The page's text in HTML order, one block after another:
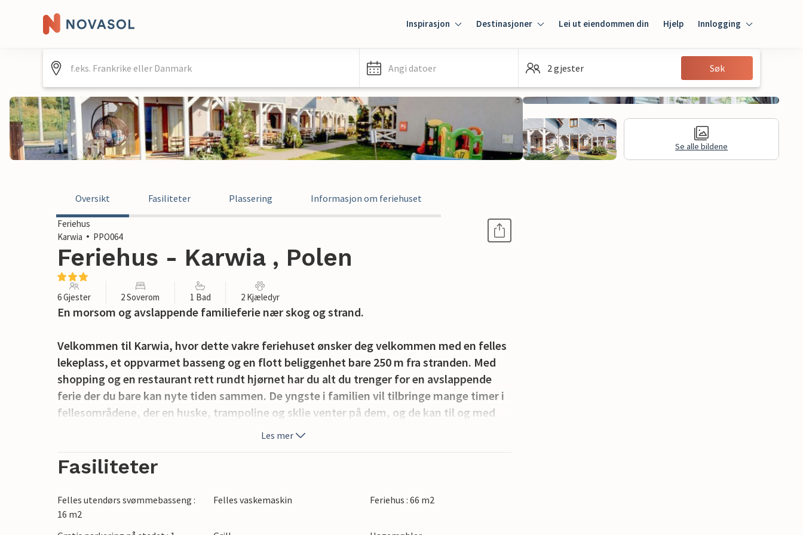
Inspirasjon Destinasjoner Lei ut eiendommen din Hjelp Innlogging
Innlogging
Gjest
Angi datoer 2 gjester Søk
Se alle bildene
Oversikt Fasiliteter Plassering Informasjon om feriehuset
Feriehus
Karwia
PPO064
Feriehus - Karwia , Polen
6 Gjester 2 Soverom 1 Bad 2 Kjæledyr
En morsom og avslappende familieferie nær skog og strand.
Velkommen til Karwia, hvor dette vakre feriehuset ønsker deg velkommen med en felles
lekeplass, et oppvarmet basseng og en flott beliggenhet bare 250 m fra stranden. Med
shopping og en restaurant rett rundt hjørnet har du alt du trenger for en avslappende
ferie der du bare kan nyte tiden sammen. De yngste i familien vil tilbringe mange timer i
fellesområdene, der en huske, trampoline og sklie venter på dem, og de kan til og med
Du vil umiddelbart føle deg hjemme når du kommer inn i ditt lyse og innbydende
de mange aktivitetene i området, og her kan dere slappe av og lade batteriene mellom de
ulike utfluktene. Start dagen med frokost på terrassen eller sett deg godt til rette med
en kopp kaffe og en god bok mens barna leker.
Les mer
Fasiliteter
Felles utendørs svømmebasseng :
16 m2
Felles vaskemaskin Feriehus : 66 m2